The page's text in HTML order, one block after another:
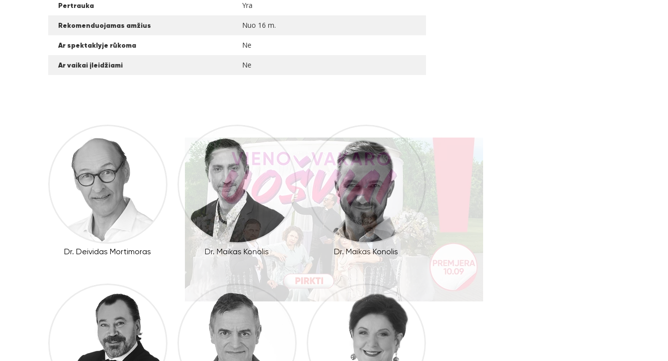
Pertrauka Yra
Rekomenduojamas amžius Nuo 16 m.
Ar spektaklyje rūkoma Ne
Ar vaikai įleidžiami Ne
Dr. Deividas Mortimoras Dr. Maikas Konolis Dr. Maikas Konolis